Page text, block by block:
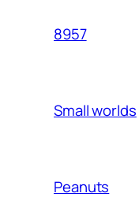
8957
Small worlds
Peanuts